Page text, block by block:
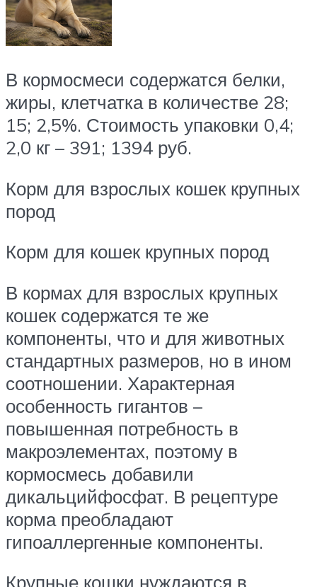
В кормосмеси содержатся белки,
жиры, клетчатка в количестве 28;
15; 2,5%. Стоимость упаковки 0,4;
2,0 кг – 391; 1394 руб.
Корм для взрослых кошек крупных
пород
Корм для кошек крупных пород
В кормах для взрослых крупных
кошек содержатся те же
компоненты, что и для животных
стандартных размеров, но в ином
соотношении. Характерная
особенность гигантов –
повышенная потребность в
макроэлементах, поэтому в
кормосмесь добавили
дикальцийфосфат. В рецептуре
корма преобладают
гипоаллергенные компоненты.
Крупные кошки нуждаются в